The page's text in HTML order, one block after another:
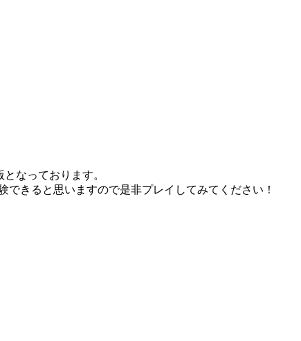
なっております。
きると思いますので是非プレイしてみてください！